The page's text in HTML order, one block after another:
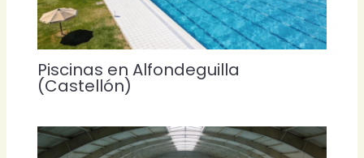
Piscinas en Alfondeguilla
(Castellón)